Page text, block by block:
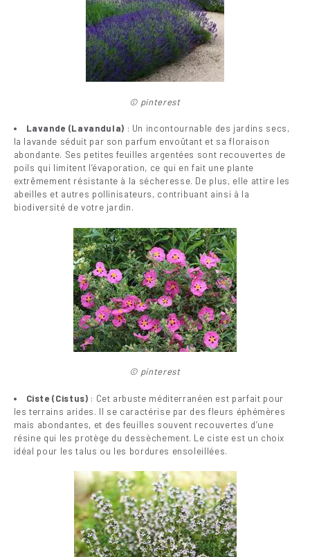
© pinterest
Lavande (Lavandula) : Un incontournable des jardins secs,
la lavande séduit par son parfum envoûtant et sa floraison
abondante. Ses petites feuilles argentées sont recouvertes de
poils qui limitent l’évaporation, ce qui en fait une plante
extrêmement résistante à la sécheresse. De plus, elle attire les
abeilles et autres pollinisateurs, contribuant ainsi à la
biodiversité de votre jardin.
© pinterest
Ciste (Cistus) : Cet arbuste méditerranéen est parfait pour
les terrains arides. Il se caractérise par des fleurs éphémères
mais abondantes, et des feuilles souvent recouvertes d’une
résine qui les protège du dessèchement. Le ciste est un choix
idéal pour les talus ou les bordures ensoleillées.